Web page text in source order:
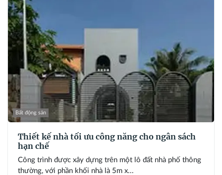
Bất động sản
Thiết kế nhà tối ưu công năng cho ngân sách
hạn chế
Công trình được xây dựng trên một lô đất nhà phố thông
thường, với phần khối nhà là 5m x...